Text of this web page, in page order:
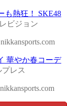
も熱狂！ SKE48
ビジョン
nikkansports.com
華やか春コーデ
レス
nikkansports.com